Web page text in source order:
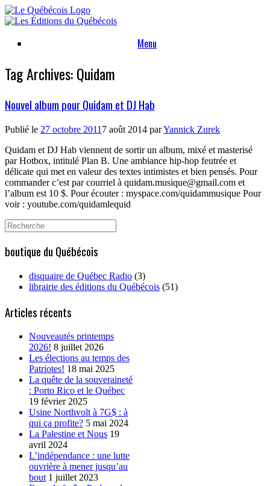
Skip
to
Menu
Tag Archives:Quidam
Nouvel album pour Quidam et DJ Hab
Publié le 27 octobre 2011 7 août 2014 parYannick Zurek
Quidam et DJ Hab viennent de sortir un album, mixé et masterisé
par Hotbox, intitulé Plan B. Une ambiance hip-hop feutrée et
délicate qui met en valeur des textes intimistes et bien pensés. Pour
commander c’est par courriel à quidam.musique@gmail.com et
l’album est 10 $. Pour écouter : myspace.com/quidammusique Pour
voir : youtube.com/quidamlequid
Search
for:
boutique du Québécois
disquaire de Québec Radio (3)
librairie des éditions du Québécois (51)
Articles récents
Nouveautés printemps
2026! 8 juillet 2026
Les élections au temps des
Patriotes! 18 mai 2025
La quête de la souveraineté
: Porto Rico et le Québec
19 février 2025
Usine Northvolt à 7G$ : à
qui ça profite? 5 mai 2024
La Palestine et Nous 19
avril 2024
L’indépendance : une lutte
ouvrière à mener jusqu’au
bout 1 juillet 2023